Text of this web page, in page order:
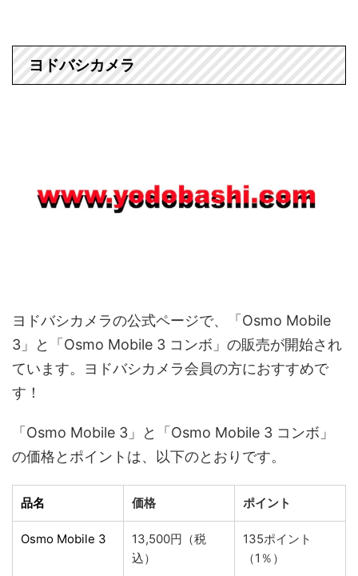
ヨドバシカメラ
ヨドバシカメラの公式ページで、「Osmo Mobile
3」と「Osmo Mobile 3 コンボ」の販売が開始され
ています。ヨドバシカメラ会員の方におすすめで
す！
「Osmo Mobile 3」と「Osmo Mobile 3 コンボ」
の価格とポイントは、以下のとおりです。
品名 価格 ポイント
Osmo Mobile 3
13,500円（税
込）
135ポイント
（1％）